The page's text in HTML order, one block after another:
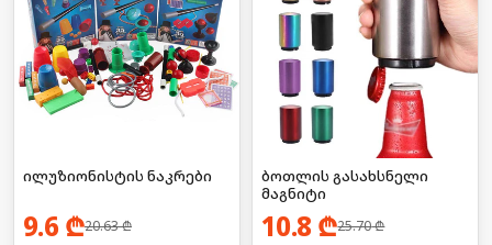
ილუზიონისტის ნაკრები
9.6 ₾20.63₾
ბოთლის გასახსნელი
მაგნიტი
10.8 ₾25.70₾